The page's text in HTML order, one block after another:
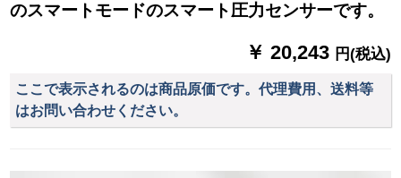
のスマートモードのスマート圧力センサーです。
￥ 20,243 円(税込)
ここで表示されるのは商品原価です。代理費用、送料等
はお問い合わせください。